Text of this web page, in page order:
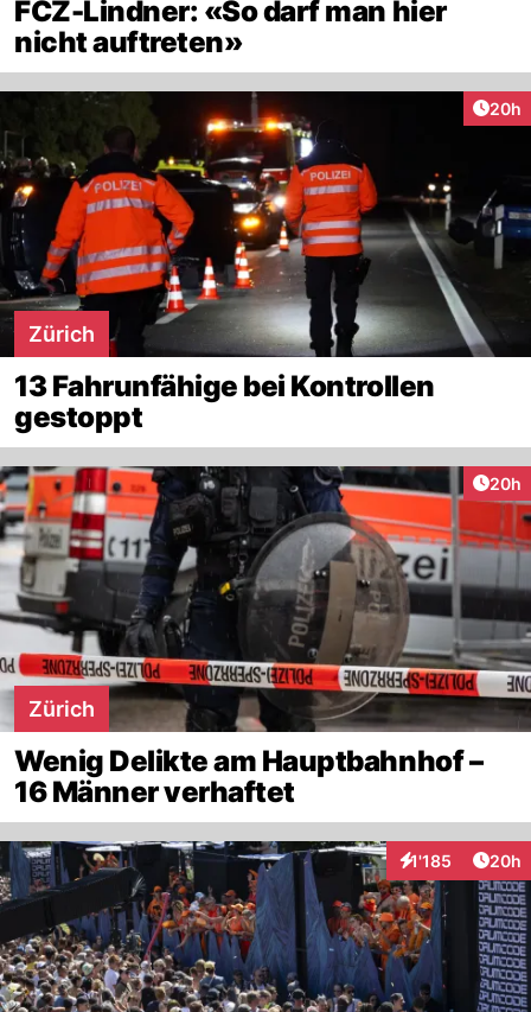
FCZ-Lindner: «So darf man hier
nicht auftreten»
20h
Zürich
13 Fahrunfähige bei Kontrollen
gestoppt
20h
Zürich
Wenig Delikte am Hauptbahnhof –
16 Männer verhaftet
1'185
Interaktionen20h